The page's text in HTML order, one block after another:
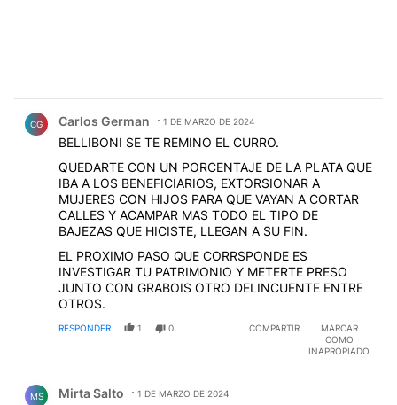
CG Carlos German 1 DE MARZO DE 2024
BELLIBONI SE TE REMINO EL CURRO.
QUEDARTE CON UN PORCENTAJE DE LA PLATA QUE
IBA A LOS BENEFICIARIOS, EXTORSIONAR A
MUJERES CON HIJOS PARA QUE VAYAN A CORTAR
CALLES Y ACAMPAR MAS TODO EL TIPO DE
BAJEZAS QUE HICISTE, LLEGAN A SU FIN.
EL PROXIMO PASO QUE CORRSPONDE ES
INVESTIGAR TU PATRIMONIO Y METERTE PRESO
JUNTO CON GRABOIS OTRO DELINCUENTE ENTRE
OTROS.
RESPONDER 1 0 COMPARTIR
MARCAR
COMO
INAPROPIADO
MS Mirta Salto 1 DE MARZO DE 2024